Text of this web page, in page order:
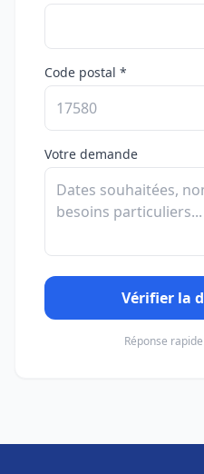
Code postal *
Votre demande
Vérifier la
Réponse